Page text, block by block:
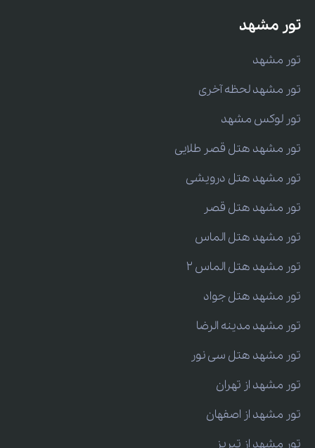
تور مشهد
تور مشهد
تور مشهد لحظه آخری
تور لوکس مشهد
تور مشهد هتل قصر طلایی
تور مشهد هتل درویشی
تور مشهد هتل قصر
تور مشهد هتل الماس
تور مشهد هتل الماس 2
تور مشهد هتل جواد
تور مشهد مدینه الرضا
تور مشهد هتل سی نور
تور مشهد از تهران
تور مشهد از اصفهان
تور مشهد از تبریز